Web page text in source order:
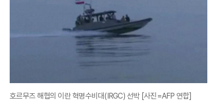
호르무즈 해협의 이란 혁명수비대(IRGC) 선박 [사진=AFP 연합]